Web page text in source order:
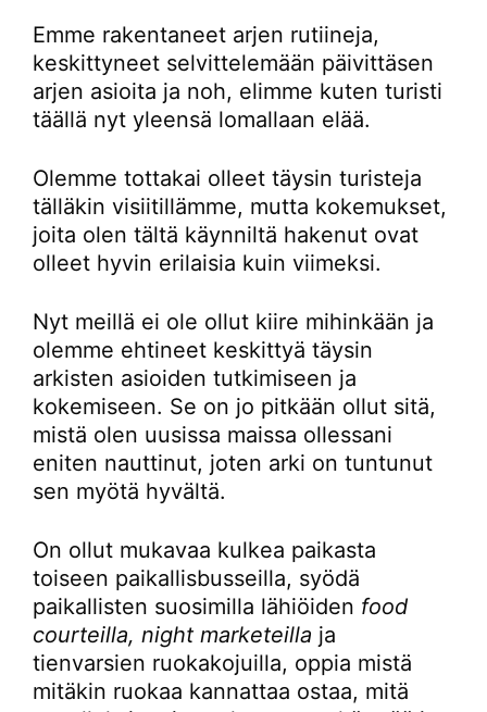
Emme rakentaneet arjen rutiineja,
keskittyneet selvittelemään päivittäsen
arjen asioita ja noh, elimme kuten turisti
täällä nyt yleensä lomallaan elää.
Olemme tottakai olleet täysin turisteja
tälläkin visiitillämme, mutta kokemukset,
joita olen tältä käynniltä hakenut ovat
olleet hyvin erilaisia kuin viimeksi.
Nyt meillä ei ole ollut kiire mihinkään ja
olemme ehtineet keskittyä täysin
arkisten asioiden tutkimiseen ja
kokemiseen. Se on jo pitkään ollut sitä,
mistä olen uusissa maissa ollessani
eniten nauttinut, joten arki on tuntunut
sen myötä hyvältä.
On ollut mukavaa kulkea paikasta
toiseen paikallisbusseilla, syödä
paikallisten suosimilla lähiöiden food
courteilla, night marketeilla ja
tienvarsien ruokakojuilla, oppia mistä
mitäkin ruokaa kannattaa ostaa, mitä